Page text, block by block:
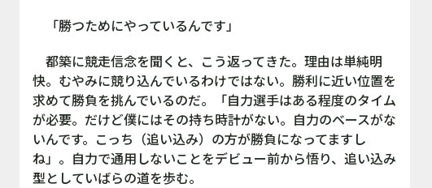
「勝つためにやっているんです」
都築に競走信念を聞くと、こう返ってきた。理由は単純明
快。むやみに競り込んでいるわけではない。勝利に近い位置を
求めて勝負を挑んでいるのだ。「自力選手はある程度のタイム
が必要。だけど僕にはその持ち時計がない。自力のベースがな
いんです。こっち（追い込み）の方が勝負になってますし
ね」。自力で通用しないことをデビュー前から悟り、追い込み
型としていばらの道を歩む。